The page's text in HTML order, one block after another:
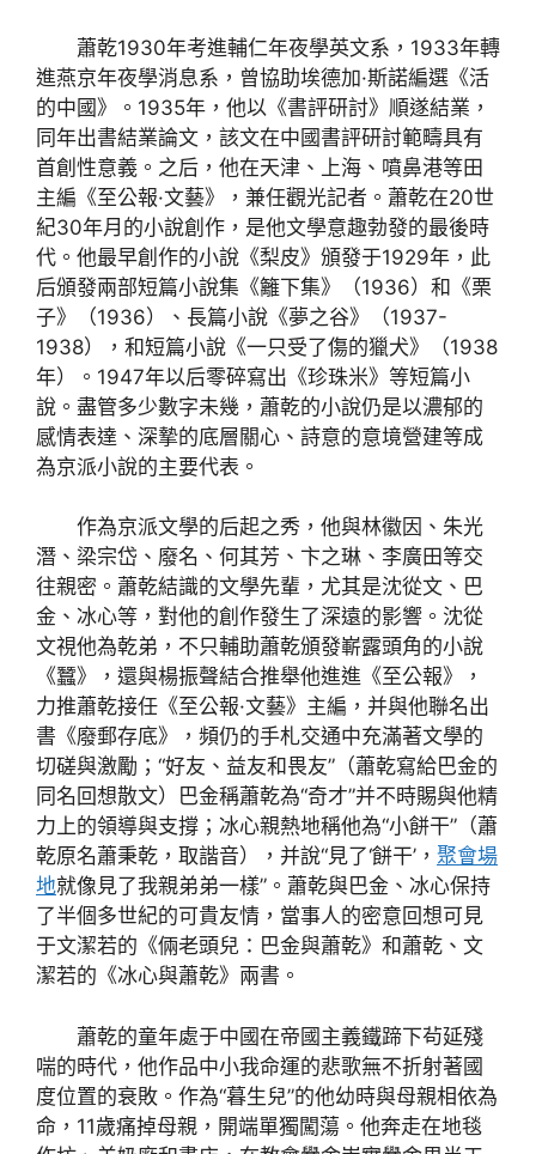
蕭乾1930年考進輔仁年夜學英文系，1933年轉
進燕京年夜學消息系，曾協助埃德加·斯諾編選《活
的中國》。1935年，他以《書評研討》順遂結業，
同年出書結業論文，該文在中國書評研討範疇具有
首創性意義。之后，他在天津、上海、噴鼻港等田
主編《至公報·文藝》，兼任觀光記者。蕭乾在20世
紀30年月的小說創作，是他文學意趣勃發的最後時
代。他最早創作的小說《梨皮》頒發于1929年，此
后頒發兩部短篇小說集《籬下集》（1936）和《栗
子》（1936）、長篇小說《夢之谷》（1937-
1938），和短篇小說《一只受了傷的獵犬》（1938
年）。1947年以后零碎寫出《珍珠米》等短篇小
說。盡管多少數字未幾，蕭乾的小說仍是以濃郁的
感情表達、深摯的底層關心、詩意的意境營建等成
為京派小說的主要代表。
作為京派文學的后起之秀，他與林徽因、朱光
潛、梁宗岱、廢名、何其芳、卞之琳、李廣田等交
往親密。蕭乾結識的文學先輩，尤其是沈從文、巴
金、冰心等，對他的創作發生了深遠的影響。沈從
文視他為乾弟，不只輔助蕭乾頒發嶄露頭角的小說
《蠶》，還與楊振聲結合推舉他進進《至公報》，
力推蕭乾接任《至公報·文藝》主編，并與他聯名出
書《廢郵存底》，頻仍的手札交通中充滿著文學的
切磋與激勵；“好友、益友和畏友”（蕭乾寫給巴金的
同名回想散文）巴金稱蕭乾為“奇才”并不時賜與他精
力上的領導與支撐；冰心親熱地稱他為“小餅干”（蕭
乾原名蕭秉乾，取諧音），并說“見了‘餅干’， 聚會場
地就像見了我親弟弟一樣”。蕭乾與巴金、冰心保持
了半個多世紀的可貴友情，當事人的密意回想可見
于文潔若的《倆老頭兒：巴金與蕭乾》和蕭乾、文
潔若的《冰心與蕭乾》兩書。
蕭乾的童年處于中國在帝國主義鐵蹄下茍延殘
喘的時代，他作品中小我命運的悲歌無不折射著國
度位置的衰敗。作為“暮生兒”的他幼時與母親相依為
命，11歲痛掉母親，開端單獨闖蕩。他奔走在地毯